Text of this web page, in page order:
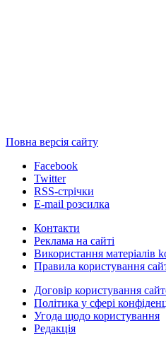
Повна версія сайту
Facebook
Twitter
RSS-стрічки
E-mail розсилка
Контакти
Реклама на сайті
Використання матеріалів
Правила користування
Договір користування
Політика у сфері
Угода щодо користування
Редакція